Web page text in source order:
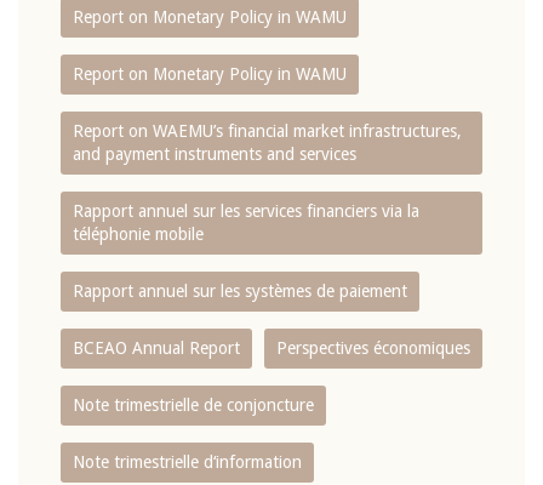
Report on Monetary Policy in WAMU
Report on Monetary Policy in WAMU
Report on WAEMU’s financial market infrastructures,
and payment instruments and services
Rapport annuel sur les services financiers via la
téléphonie mobile
Rapport annuel sur les systèmes de paiement
BCEAO Annual Report Perspectives économiques
Note trimestrielle de conjoncture
Note trimestrielle d‘information